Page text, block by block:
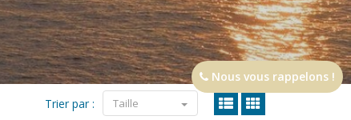
Trier par : Taille
Nous vous rappelons !